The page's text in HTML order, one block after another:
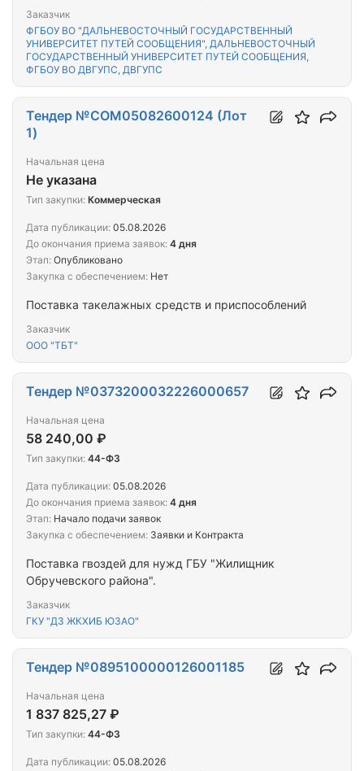
Заказчик
ФГБОУ ВО "ДАЛЬНЕВОСТОЧНЫЙ ГОСУДАРСТВЕННЫЙ
УНИВЕРСИТЕТ ПУТЕЙ СООБЩЕНИЯ", ДАЛЬНЕВОСТОЧНЫЙ
ГОСУДАРСТВЕННЫЙ УНИВЕРСИТЕТ ПУТЕЙ СООБЩЕНИЯ,
ФГБОУ ВО ДВГУПС, ДВГУПС
Поставка такелажных средств и приспособлений
Заказчик
ООО "ТБТ"
Тендер №COM05082600124 (Лот
1)
Начальная цена
Не указана
Тип закупки: Коммерческая
Дата публикации: 05.08.2026
До окончания приема заявок: 4 дня
Этап: Опубликовано
Закупка с обеспечением: Нет
Поставка гвоздей для нужд ГБУ "Жилищник
Обручевского района".
Заказчик
ГКУ "ДЗ ЖКХИБ ЮЗАО"
Тендер №0373200032226000657
Начальная цена
58 240,00 ₽
Тип закупки: 44-ФЗ
Дата публикации: 05.08.2026
До окончания приема заявок: 4 дня
Этап: Начало подачи заявок
Закупка с обеспечением: Заявки и Контракта
Тендер №0895100000126001185
Начальная цена
1 837 825,27 ₽
Тип закупки: 44-ФЗ
Дата публикации: 05.08.2026